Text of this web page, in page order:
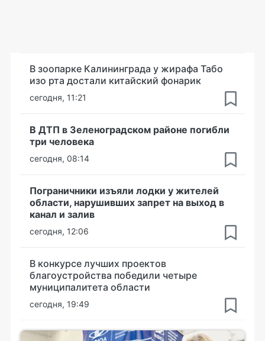
В зоопарке Калининграда у жирафа Табо
изо рта достали китайский фонарик
сегодня, 11:21
В ДТП в Зеленоградском районе погибли
три человека
сегодня, 08:14
Пограничники изъяли лодки у жителей
области, нарушивших запрет на выход в
канал и залив
сегодня, 12:06
В конкурсе лучших проектов
благоустройства победили четыре
муниципалитета области
сегодня, 19:49